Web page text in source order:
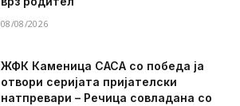
08/08/2026
ЖФК Каменица САСА со победа ја
отвори серијата пријателски
натпревари – Речица совладана со